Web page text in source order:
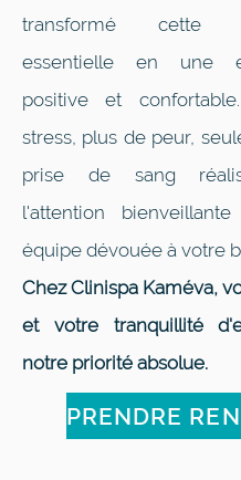
transformé cette
essentielle en une
positive et
stress, plus de peur,
prise de sang
l'attention
équipe dévouée à votre
Chez Clinispa Kaméva,
et votre tranquillité
notre priorité absolue.